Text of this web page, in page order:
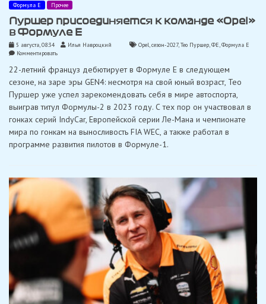
Формула Е Прочее
Пуршер присоединяется к команде «Opel»
в Формуле E
5 августа, 08:34 Илья Навроцкий Opel,сезон-2027,Тео Пуршер,ФЕ,Формула Е
Комментироватьon
присоединяется
команде
«Opel»
Формуле
E
22-летний француз дебютирует в Формуле E в следующем
сезоне, на заре эры GEN4: несмотря на свой юный возраст, Тео
Пуршер уже успел зарекомендовать себя в мире автоспорта,
выиграв титул Формулы-2 в 2023 году. С тех пор он участвовал в
гонках серий IndyCar, Европейской серии Ле-Мана и чемпионате
мира по гонкам на выносливость FIA WEC, а также работал в
программе развития пилотов в Формуле-1.